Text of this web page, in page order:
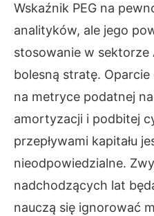
Wskaźnik PEG na
analityków, ale jego
stosowanie w
bolesną stratę.
na metryce podatnej
amortyzacji i podbitej
przepływami kapitału
nieodpowiedzialne.
nadchodzących lat
nauczą się ignorować